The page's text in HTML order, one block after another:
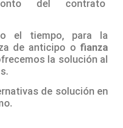
del contrato
el tiempo, para la
de anticipo o fianza
la solución al
de solución en